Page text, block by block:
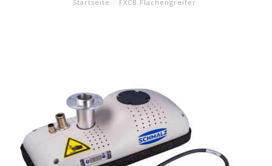
Startseite / FXCB Flächengreifer